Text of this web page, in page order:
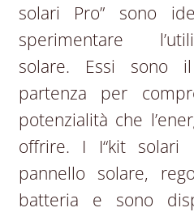
solari Pro” sono
sperimentare
solare. Essi sono
partenza per
potenzialità che
offrire. I I“kit solari
pannello solare,
batteria e sono